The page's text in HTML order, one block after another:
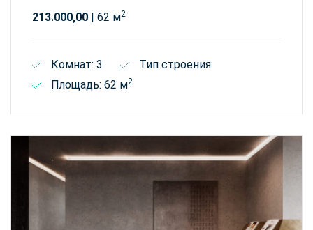
213.000,00 | 62 м2
Комнат: 3
Тип строения:
Площадь: 62 м2